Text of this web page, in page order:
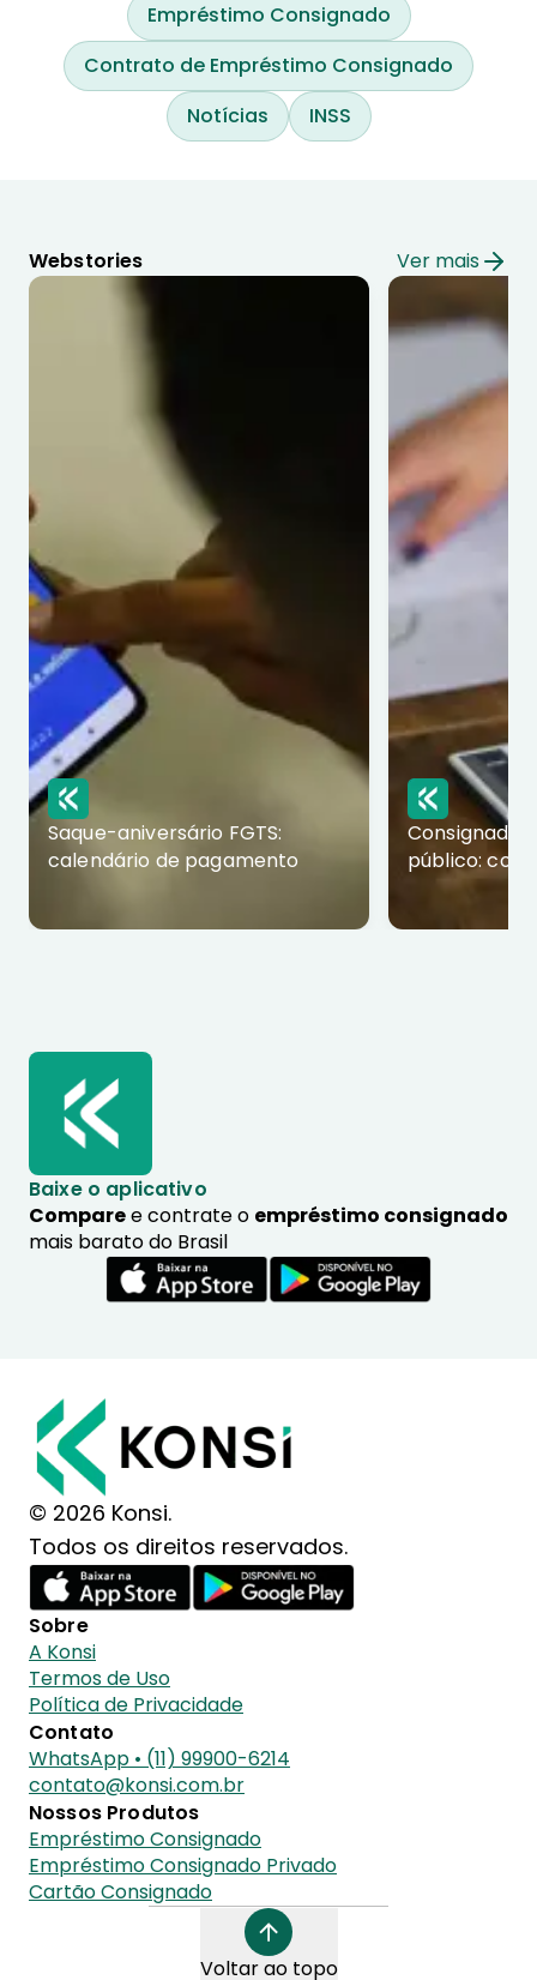
Empréstimo Consignado
Contrato de Empréstimo Consignado
Notícias
INSS
Webstories Ver mais
Saque-aniversário FGTS:
calendário de pagamento
Consignado
público:
Baixe o aplicativo
Comparee contrate o empréstimo consignado
mais barato do Brasil
© 2026 Konsi.
Todos os direitos reservados.
Sobre
A Konsi
Termos de Uso
Política de Privacidade
Contato
WhatsApp • (11) 99900-6214
contato@konsi.com.br
Nossos Produtos
Empréstimo Consignado
Empréstimo Consignado Privado
Cartão Consignado
Voltar ao topo